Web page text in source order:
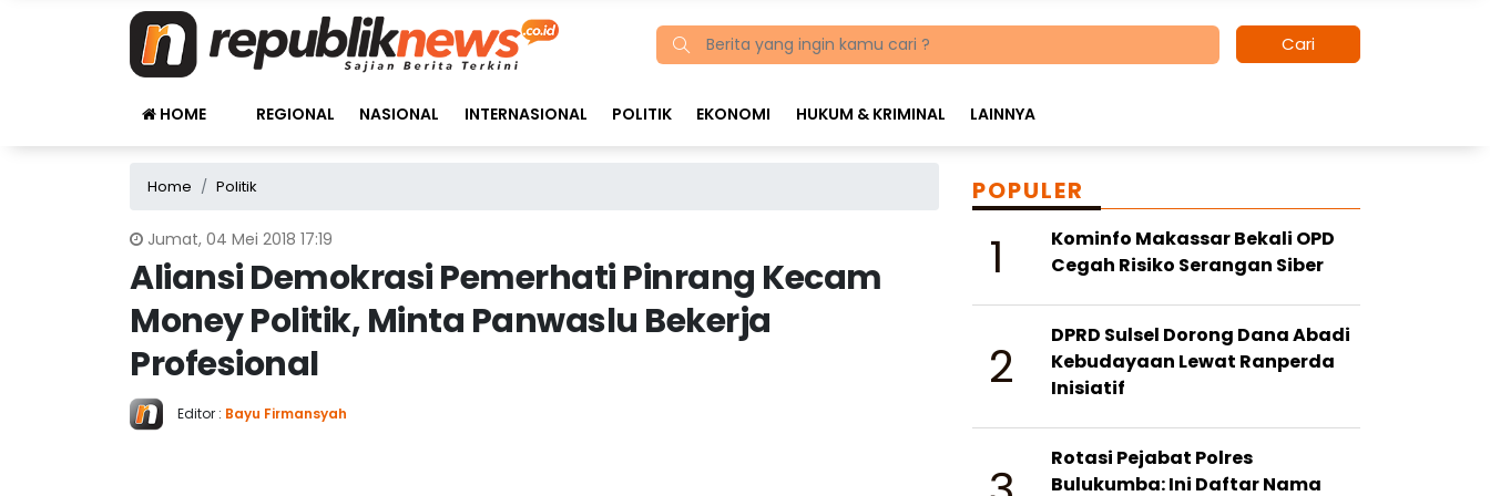
Cari
HOME REGIONAL NASIONAL INTERNASIONAL POLITIK EKONOMI HUKUM & KRIMINAL LAINNYA
Home Politik
Jumat, 04 Mei 2018 17:19
Aliansi Demokrasi Pemerhati Pinrang Kecam
Money Politik, Minta Panwaslu Bekerja
Profesional
Editor : Bayu Firmansyah
POPULER
1
Kominfo Makassar Bekali OPD
Cegah Risiko Serangan Siber
2
DPRD Sulsel Dorong Dana Abadi
Kebudayaan Lewat Ranperda
Inisiatif
Rotasi Pejabat Polres
Bulukumba: Ini Daftar Nama